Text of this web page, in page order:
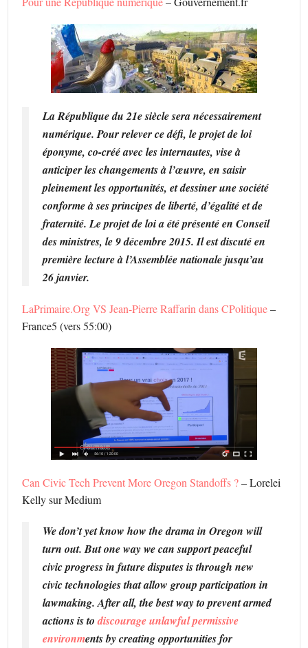
La République du 21e siècle sera nécessairement
numérique. Pour relever ce défi, le projet de loi
éponyme, co-créé avec les internautes, vise à
anticiper les changements à l’œuvre, en saisir
pleinement les opportunités, et dessiner une société
conforme à ses principes de liberté, d’égalité et de
fraternité. Le projet de loi a été présenté en Conseil
des ministres, le 9 décembre 2015. Il est discuté en
première lecture à l’Assemblée nationale jusqu’au
26 janvier.
LaPrimaire.Org VS Jean-Pierre Raffarin dans CPolitique–
France5 (vers 55:00)
Can Civic Tech Prevent More Oregon Standoffs ?– Lorelei
Kelly sur Medium
We don’t yet know how the drama in Oregon will
turn out. But one way we can support peaceful
civic progress in future disputes is through new
civic technologies that allow group participation in
lawmaking. After all, the best way to prevent armed
actions is todiscourage unlawful permissive
environments by creating opportunities for